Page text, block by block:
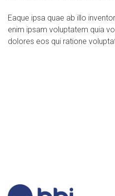
Eaque ipsa quae ab illo
enim ipsam voluptatem quia
dolores eos qui ratione